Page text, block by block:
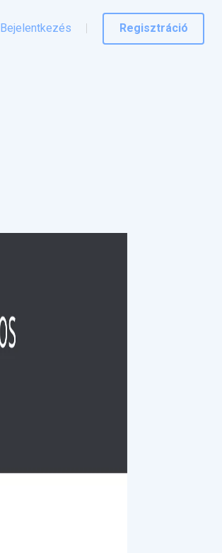
Bejelentkezés Regisztráció